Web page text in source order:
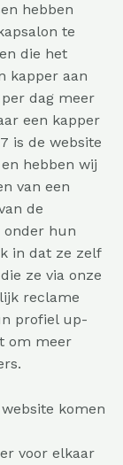
hebben
te
die het
kapper aan
dag meer
een kapper
is de website
hebben wij
van een
de
onder hun
in dat ze zelf
ze via onze
reclame
profiel up-
om meer
komen
voor elkaar